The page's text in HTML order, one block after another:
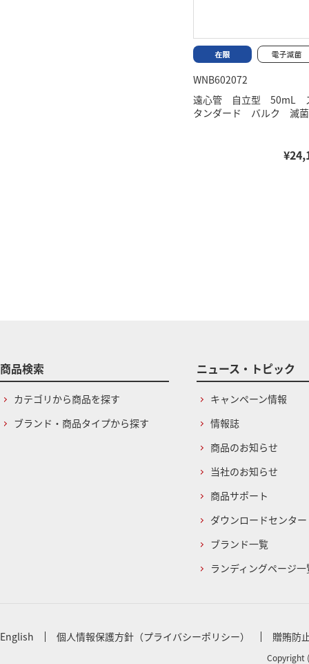
WNB602072
遠心管 自立型 50mL
タンダード バルク 滅菌
商品検索
カテゴリから商品を探す
ブランド・商品タイプから探す
ニュース・トピック
キャンペーン情報
情報誌
商品のお知らせ
当社のお知らせ
商品サポート
ダウンロードセンター
ブランド一覧
ランディングページ一
English 個人情報保護方針（プライバシーポリシー） 贈賄防
Copyright